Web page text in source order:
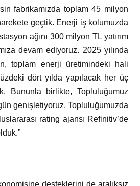
fabrikamızda toplam 45 milyon
geçtik. Enerji iş kolumuzda
ağını 300 milyon TL yatırım
devam ediyoruz. 2025 yılında
toplam enerji üretimindeki hali
dört yılda yapılacak her üç
Bununla birlikte, Topluluğumuz
genişletiyoruz. Topluluğumuzda
rating ajansı Refinitiv’de
desteklerini de aralıksız